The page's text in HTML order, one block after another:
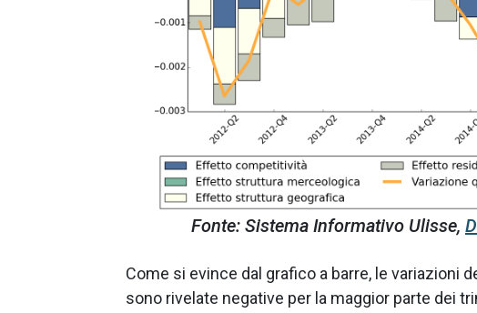
Fonte: Sistema Informativo Ulisse,
Come si evince dal grafico a barre, le variazioni
sono rivelate negative per la maggior parte dei